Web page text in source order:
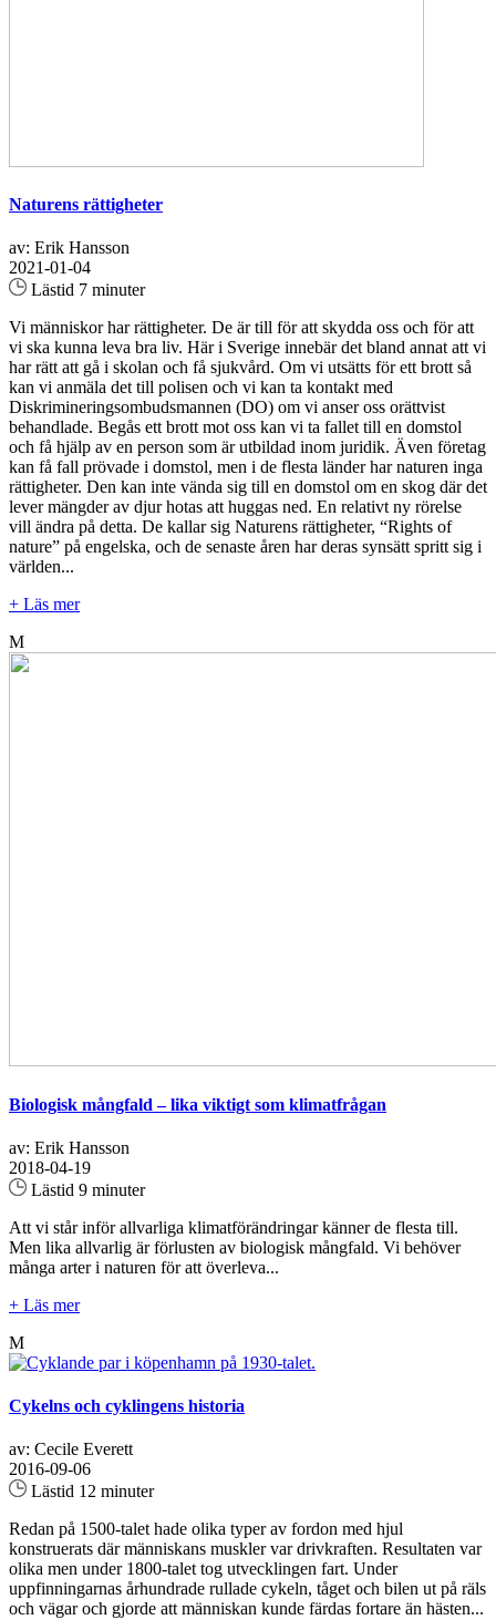
Naturens rättigheter
av: Erik Hansson
2021-01-04
Lästid 7 minuter
Vi människor har rättigheter. De är till för att skydda oss och för att
vi ska kunna leva bra liv. Här i Sverige innebär det bland annat att vi
har rätt att gå i skolan och få sjukvård. Om vi utsätts för ett brott så
kan vi anmäla det till polisen och vi kan ta kontakt med
Diskrimineringsombudsmannen (DO) om vi anser oss orättvist
behandlade. Begås ett brott mot oss kan vi ta fallet till en domstol
och få hjälp av en person som är utbildad inom juridik. Även företag
kan få fall prövade i domstol, men i de flesta länder har naturen inga
rättigheter. Den kan inte vända sig till en domstol om en skog där det
lever mängder av djur hotas att huggas ned. En relativt ny rörelse
vill ändra på detta. De kallar sig Naturens rättigheter, “Rights of
nature” på engelska, och de senaste åren har deras synsätt spritt sig i
världen...
+ Läs mer
M
Biologisk mångfald – lika viktigt som klimatfrågan
av: Erik Hansson
2018-04-19
Lästid 9 minuter
Att vi står inför allvarliga klimatförändringar känner de flesta till.
Men lika allvarlig är förlusten av biologisk mångfald. Vi behöver
många arter i naturen för att överleva...
+ Läs mer
M
Cykelns och cyklingens historia
av: Cecile Everett
2016-09-06
Lästid 12 minuter
Redan på 1500-talet hade olika typer av fordon med hjul
konstruerats där människans muskler var drivkraften. Resultaten var
olika men under 1800-talet tog utvecklingen fart. Under
uppfinningarnas århundrade rullade cykeln, tåget och bilen ut på räls
och vägar och gjorde att människan kunde färdas fortare än hästen...